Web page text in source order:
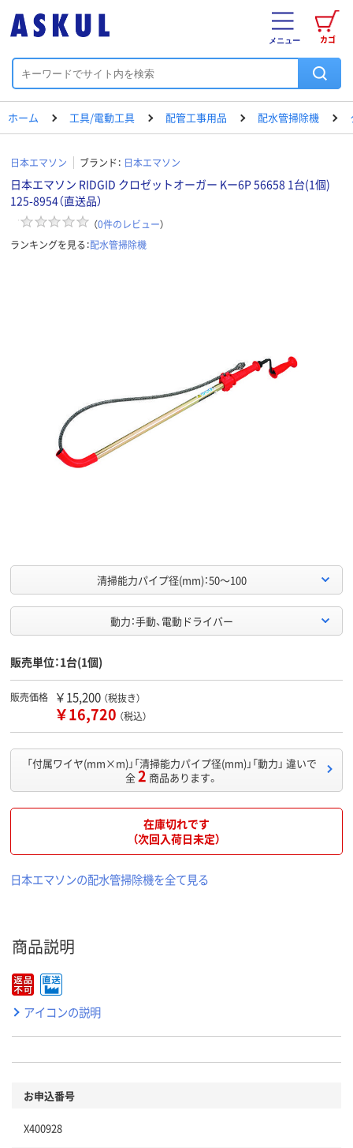
カゴ
メニュー
ホーム 工具/電動工具 配管工事用品 配水管掃除機
日本エマソン ブランド： 日本エマソン
日本エマソン RIDGID クロゼットオーガー Kー6P 56658 1台(1個)
125-8954（直送品）
（0件のレビュー）
ランキングを見る：配水管掃除機
清掃能力パイプ径(mm)：50～100
動力：手動、電動ドライバー
販売単位：1台(1個)
販売価格 ￥15,200 （税抜き）
￥16,720 （税込）
「付属ワイヤ(mm×m)」「清掃能力パイプ径(mm)」「動力」 違いで
全2 商品あります。
在庫切れです
（次回入荷日未定）
日本エマソンの配水管掃除機を全て見る
商品説明
アイコンの説明
お申込番号
X400928